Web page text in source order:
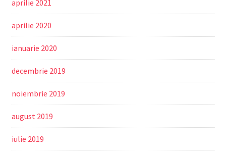
aprilie 2021
aprilie 2020
ianuarie 2020
decembrie 2019
noiembrie 2019
august 2019
iulie 2019